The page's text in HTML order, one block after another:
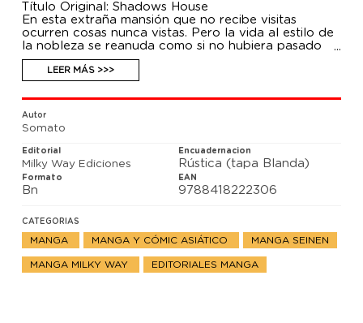
Título Original: Shadows House
En esta extraña mansión que no recibe visitas
ocurren cosas nunca vistas. Pero la vida al estilo de
la nobleza se reanuda como si no hubiera pasado
nada, y el día de la presentación en sociedad se
acerca...
Segunda entrega de la nueva obra de Somato
(Kuro).
LEER MÁS >>>
Autor
Somato
Editorial
Milky Way Ediciones
Encuadernacion
Rústica (tapa Blanda)
Formato
Bn
EAN
9788418222306
CATEGORIAS
MANGA MANGA Y CÓMIC ASIÁTICO MANGA SEINEN
MANGA MILKY WAY EDITORIALES MANGA